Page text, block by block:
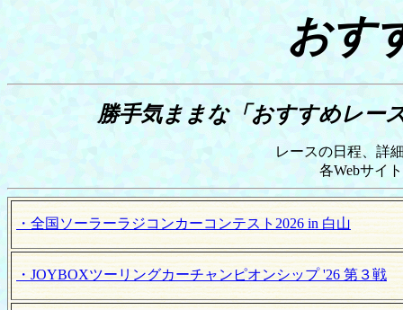
おす
勝手気ままな「おすすめレー
レースの日程、詳
各Webサイ
・全国ソーラーラジコンカーコンテスト2026 in 白山
・JOYBOXツーリングカーチャンピオンシップ '26 第３戦